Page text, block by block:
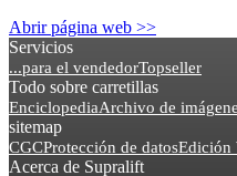
Abrir página web >>
Servicios
...para el vendedorTopseller
Todo sobre carretillas
EnciclopediaArchivo de
sitemap
CGCProtección de datosEdición
Acerca de Supralift